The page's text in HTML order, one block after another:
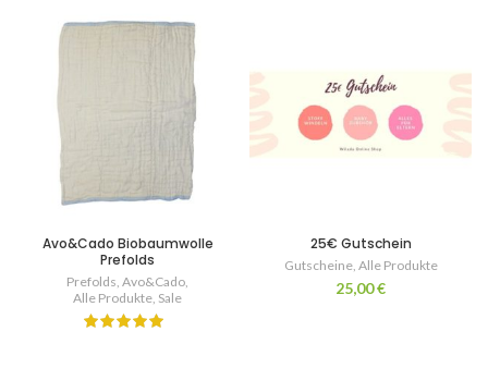
Avo&Cado Biobaumwolle
Prefolds
Prefolds, Avo&Cado,
Alle Produkte, Sale
25€ Gutschein
Gutscheine, Alle Produkte
25,00€